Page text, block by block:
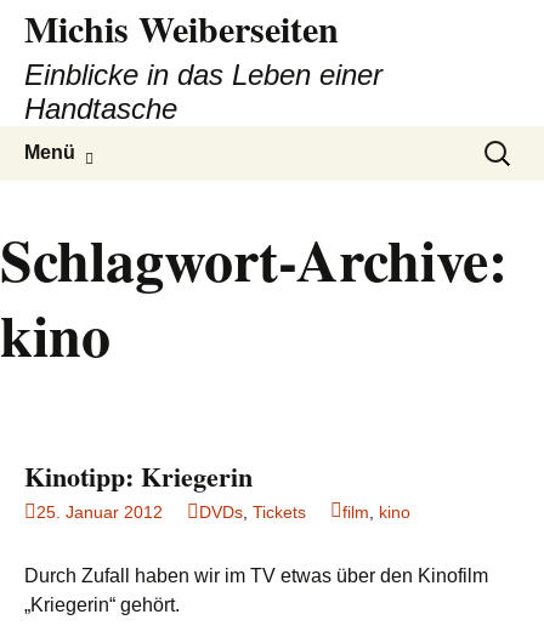
Michis Weiberseiten
Einblicke in das Leben einer
Handtasche
Menü
Suchen
nach:
Schlagwort-Archive:
kino
Kinotipp: Kriegerin
25. Januar 2012 DVDs Tickets film kino
Durch Zufall haben wir im TV etwas über den Kinofilm
„Kriegerin“ gehört.